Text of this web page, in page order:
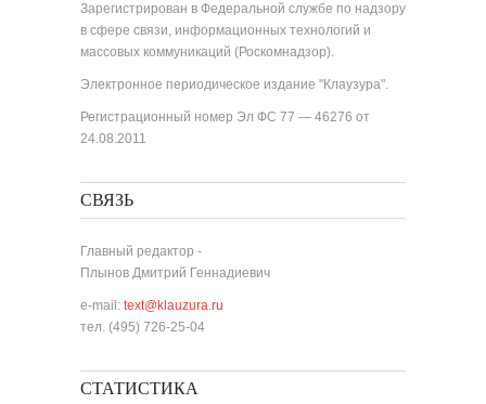
Зарегистрирован в Федеральной службе по надзору
в сфере связи, информационных технологий и
массовых коммуникаций (Роскомнадзор).
Электронное периодическое издание "Клаузура".
Регистрационный номер Эл ФС 77 — 46276 от
24.08.2011
СВЯЗЬ
Главный редактор -
Плынов Дмитрий Геннадиевич
e-mail: text@klauzura.ru
тел. (495) 726-25-04
СТАТИСТИКА